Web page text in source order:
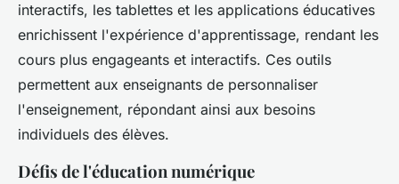
interactifs, les tablettes et les applications éducatives
enrichissent l'expérience d'apprentissage, rendant les
cours plus engageants et interactifs. Ces outils
permettent aux enseignants de personnaliser
l'enseignement, répondant ainsi aux besoins
individuels des élèves.
Défis de l'éducation numérique